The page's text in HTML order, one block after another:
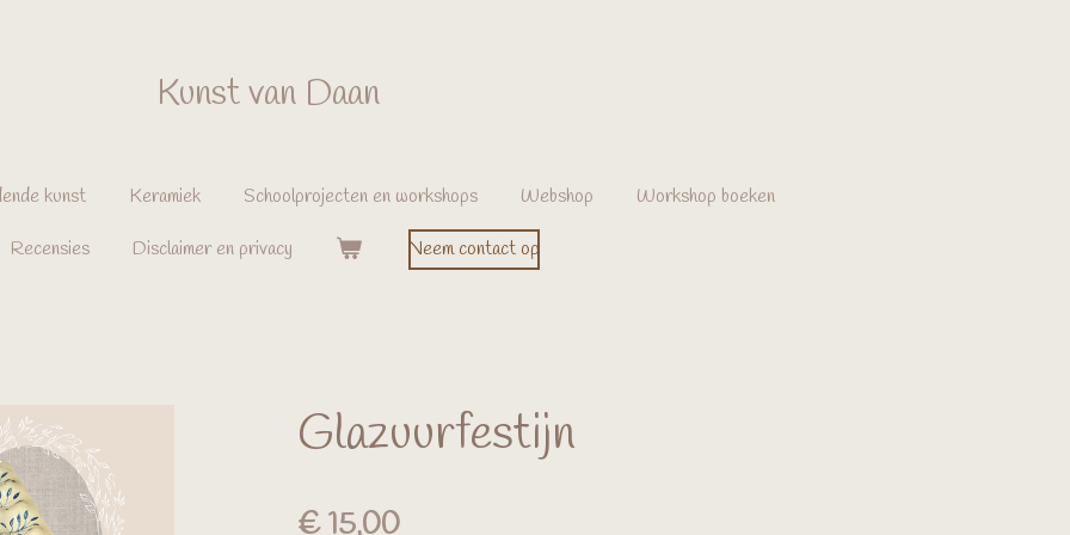
Kunst van Daan
kunst Keramiek Schoolprojecten en workshops Webshop Workshop boeken
Recensies Disclaimer en privacy Neem contact op
Glazuurfestijn
€ 15,00